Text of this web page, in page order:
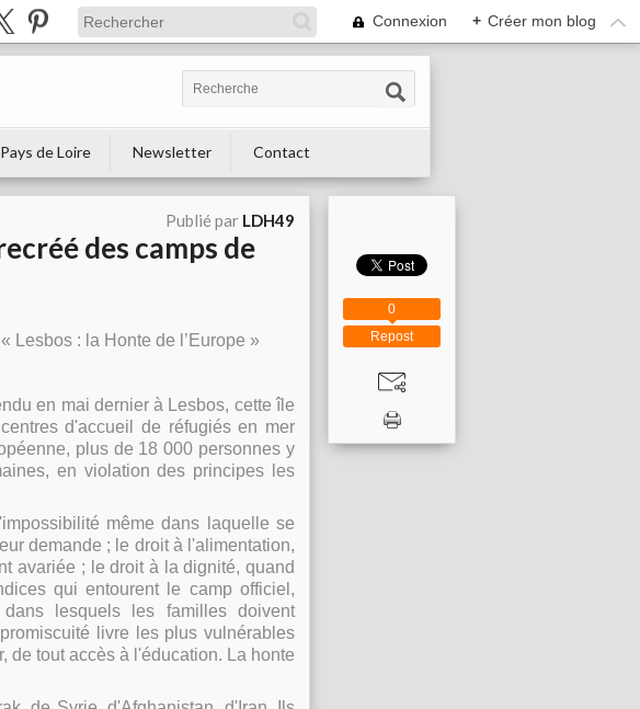
Connexion + Créer mon blog
de Loire Newsletter Contact
Publié par LDH49
des camps de
Lesbos : la Honte de l’Europe »
en mai dernier à Lesbos, cette île
d'accueil de réfugiés en mer
plus de 18 000 personnes y
en violation des principes les
même dans laquelle se
demande ; le droit à l'alimentation,
avariée ; le droit à la dignité, quand
qui entourent le camp officiel,
lesquels les familles doivent
livre les plus vulnérables
de tout accès à l'éducation. La honte
Repost
0